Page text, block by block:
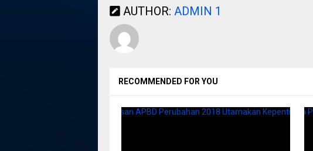
AUTHOR: ADMIN 1
RECOMMENDED FOR YOU